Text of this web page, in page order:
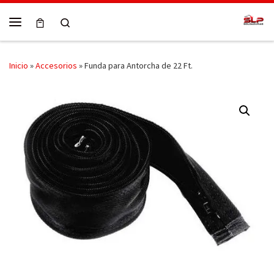
Skip to content
Inicio »Accesorios »Funda para Antorcha de 22 Ft.